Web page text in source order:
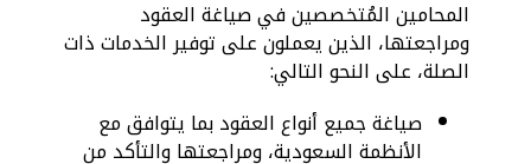
المحامين المُتخصصين في صياغة العقود
ومراجعتها، الذين يعملون على توفير الخدمات ذات
الصلة، على النحو التالي:
صياغة جميع أنواع العقود بما يتوافق مع
الأنظمة السعودية، ومراجعتها والتأكد من